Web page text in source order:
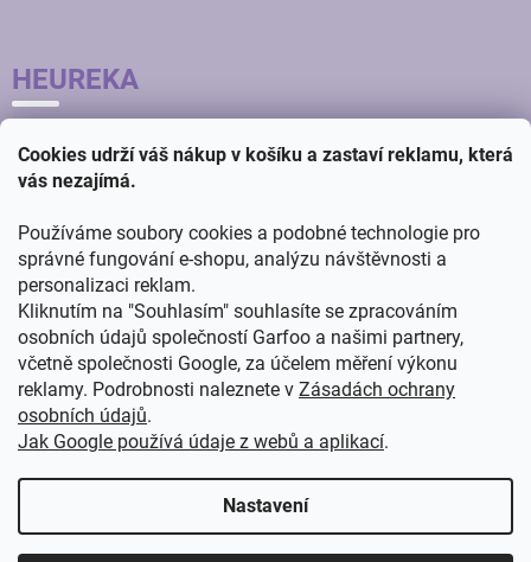
Cookies udrží váš nákup v košíku a zastaví reklamu, která
vás nezajímá.
Používáme soubory cookies a podobné technologie pro
správné fungování e-shopu, analýzu návštěvnosti a
personalizaci reklam.
Kliknutím na "Souhlasím" souhlasíte se zpracováním
osobních údajů společností Garfoo a našimi partnery,
včetně společnosti Google, za účelem měření výkonu
reklamy. Podrobnosti naleznete v Zásadách ochrany
osobních údajů.
Jak Google používá údaje z webů a aplikací.
Nastavení
HEUREKA